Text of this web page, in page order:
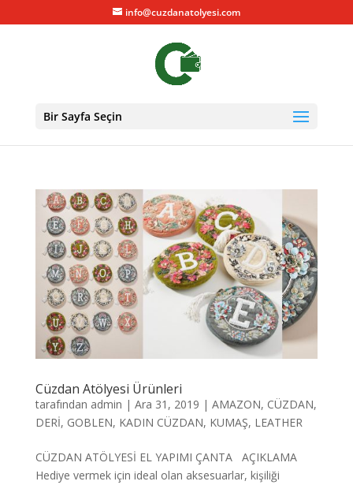
info@cuzdanatolyesi.com
Bir Sayfa Seçin
Cüzdan Atölyesi Ürünleri
tarafından admin | Ara 31, 2019 | AMAZON, CÜZDAN,
DERİ, GOBLEN, KADIN CÜZDAN, KUMAŞ, LEATHER
CÜZDAN ATÖLYESİ EL YAPIMI ÇANTA AÇIKLAMA
Hediye vermek için ideal olan aksesuarlar, kişiliği